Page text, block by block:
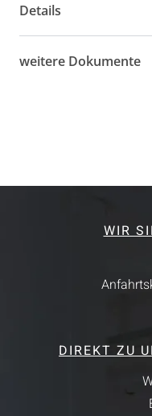
Details
weitere Dokumente
WIR
DIREKT ZU